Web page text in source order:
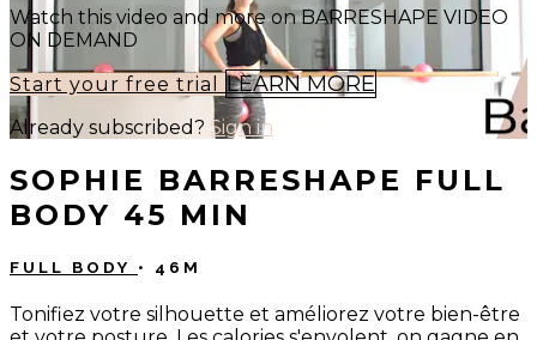
Watch this video and more on BARRESHAPE VIDEO
ON DEMAND
Start your free trial LEARN MORE
Already subscribed? Sign in
SOPHIE BARRESHAPE FULL
BODY 45 MIN
FULL BODY • 46M
Tonifiez votre silhouette et améliorez votre bien-être